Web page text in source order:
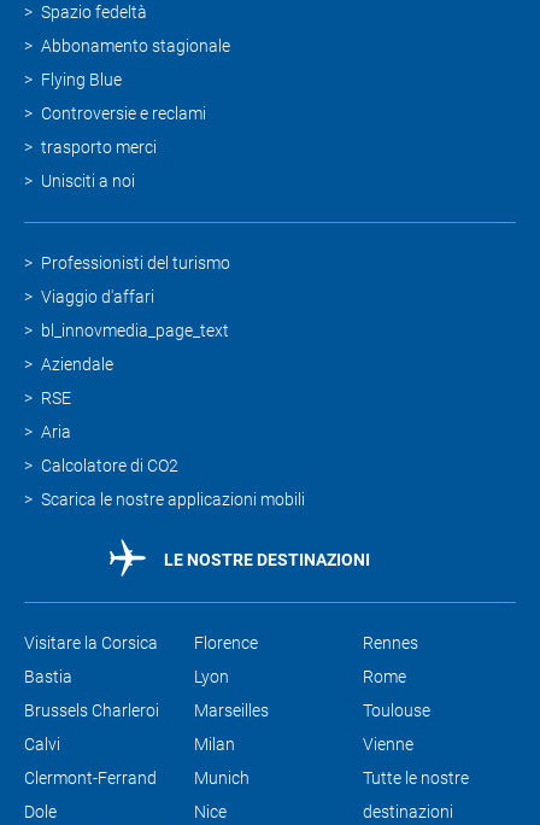
Spazio fedeltà
Abbonamento stagionale
Flying Blue
Controversie e reclami
trasporto merci
Unisciti a noi
Professionisti del turismo
Viaggio d'affari
bl_innovmedia_page_text
Aziendale
RSE
Aria
Calcolatore di CO2
Scarica le nostre applicazioni mobili
LE NOSTRE DESTINAZIONI
Visitare la Corsica
Bastia
Brussels Charleroi
Calvi
Clermont-Ferrand
Dole
Florence
Lyon
Marseilles
Milan
Munich
Nice
Rennes
Rome
Toulouse
Vienne
Tutte le nostre
destinazioni